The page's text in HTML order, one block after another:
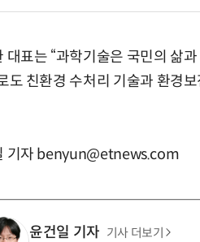
대표는 “과학기술은 국민의 삶
도 친환경 수처리 기술과 환경
기자 benyun@etnews.com
윤건일 기자 기사 더보기